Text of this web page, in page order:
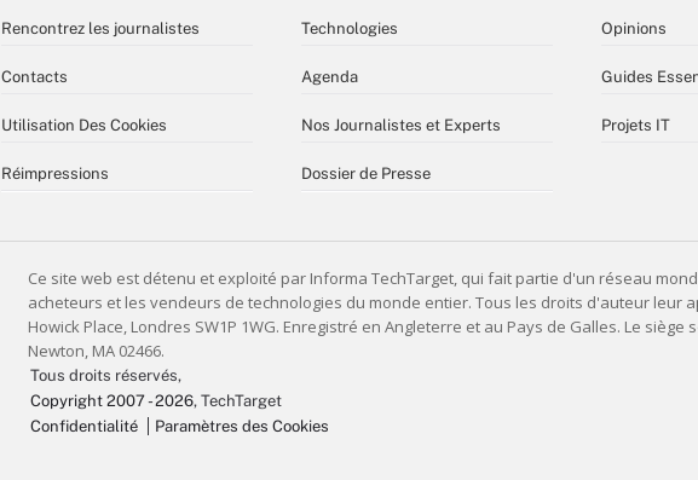
Rencontrez les journalistes
Contacts
Utilisation Des Cookies
Réimpressions
Technologies
Agenda
Nos Journalistes et Experts
Dossier de Presse
Opinions
Guides
Projets IT
Tous droits réservés,
Copyright 2007 - 2026, TechTarget
Confidentialité
Paramètres des Cookies